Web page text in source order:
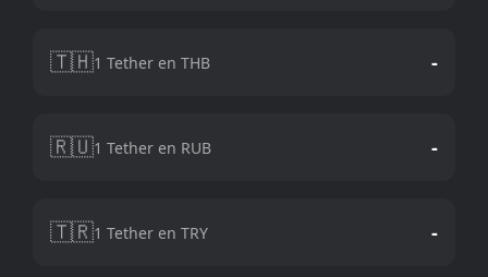
🇹🇭1 Tether en THB -
🇷🇺1 Tether en RUB -
🇹🇷1 Tether en TRY -